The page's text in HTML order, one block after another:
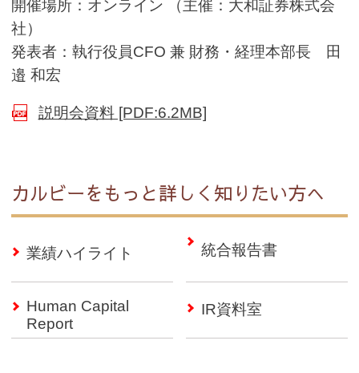
開催場所：オンライン （主催：大和証券株式会
社）
発表者：執行役員CFO 兼 財務・経理本部長 田
邉 和宏
説明会資料 [PDF:6.2MB](別ウインドウで開く)
カルビーをもっと詳しく知りたい方へ
業績ハイライト 統合報告書
Human Capital
Report
IR資料室